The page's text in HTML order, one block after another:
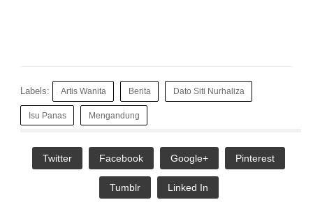
Labels: Artis Wanita Berita Dato Siti Nurhaliza
Isu Panas Mengandung
Twitter Facebook Google+ Pinterest
Tumblr Linked In